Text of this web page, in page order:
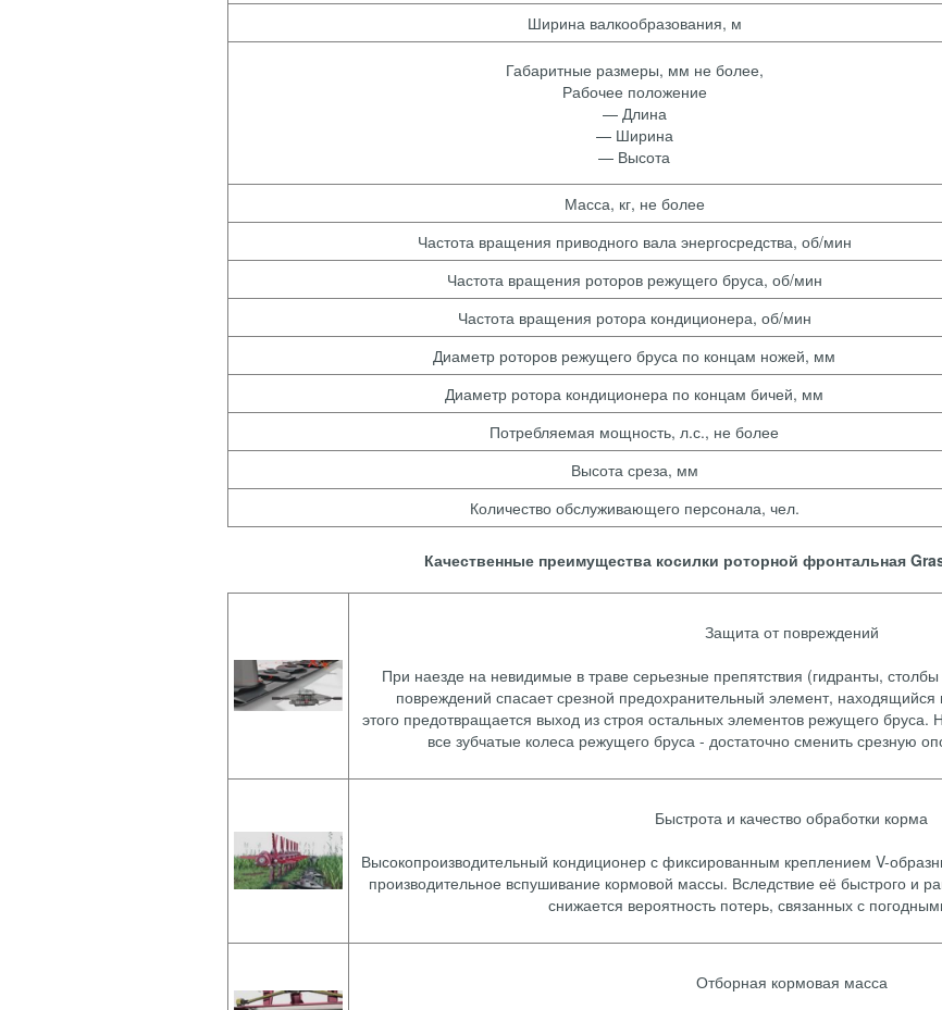
Ширина валкообразования, м
Габаритные размеры, мм не более,
Рабочее положение
— Длина
— Ширина
— Высота
Масса, кг, не более
Частота вращения приводного вала энергосредства, об/мин
Частота вращения роторов режущего бруса, об/мин
Частота вращения ротора кондиционера, об/мин
Диаметр роторов режущего бруса по концам ножей, мм
Диаметр ротора кондиционера по концам бичей, мм
Потребляемая мощность, л.с., не более
Высота среза, мм
Количество обслуживающего персонала, чел.
Качественные преимущества косилки роторной фронтальная
Защита от повреждений
При наезде на невидимые в траве серьезные препятствия (гидранты,
повреждений спасает срезной предохранительный элемент, находящийся
этого предотвращается выход из строя остальных элементов режущего бруса.
все зубчатые колеса режущего бруса - достаточно сменить срезную
Быстрота и качество обработки корма
Высокопроизводительный кондиционер с фиксированным креплением V-
производительное вспушивание кормовой массы. Вследствие её быстрого и
снижается вероятность потерь, связанных с
Отборная кормовая масса